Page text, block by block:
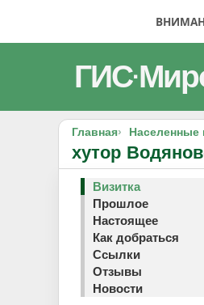
ГИС·
Главная Населенные
хутор
Визитка
Прошлое
Настоящее
Как добраться
Ссылки
Отзывы
Новости